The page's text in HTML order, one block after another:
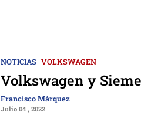
NOTICIAS VOLKSWAGEN
Volkswagen y
Francisco Márquez
Julio 04 , 2022